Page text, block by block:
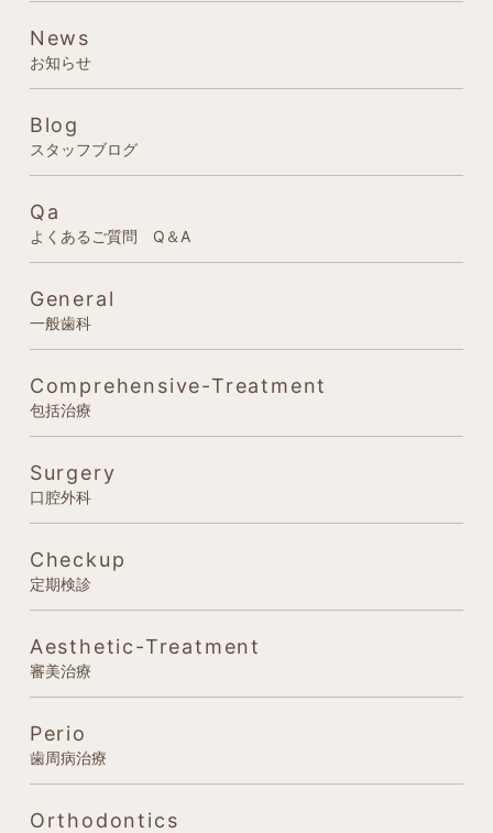
News
お知らせ
Blog
スタッフブログ
Qa
よくあるご質問 Q＆A
General
一般歯科
Comprehensive-Treatment
包括治療
Surgery
口腔外科
Checkup
定期検診
Aesthetic-Treatment
審美治療
Perio
歯周病治療
Orthodontics